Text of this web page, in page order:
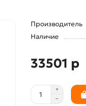
Производитель
Наличие
33501 р